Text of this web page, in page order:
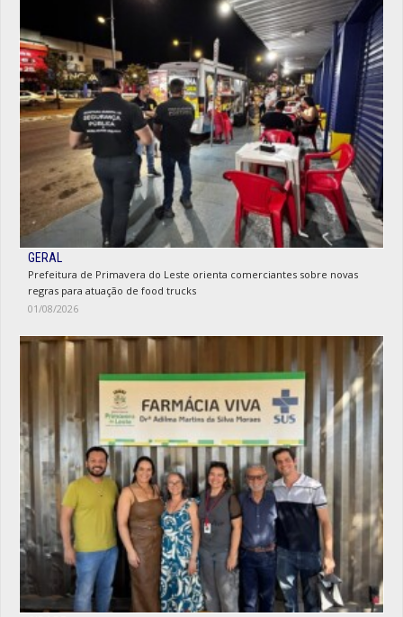
GERAL
Prefeitura de Primavera do Leste orienta comerciantes sobre novas
regras para atuação de food trucks
01/08/2026